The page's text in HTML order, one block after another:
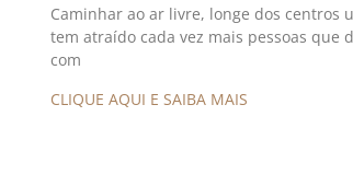
Caminhar ao ar livre, longe dos centros
tem atraído cada vez mais pessoas que
com
CLIQUE AQUI E SAIBA MAIS